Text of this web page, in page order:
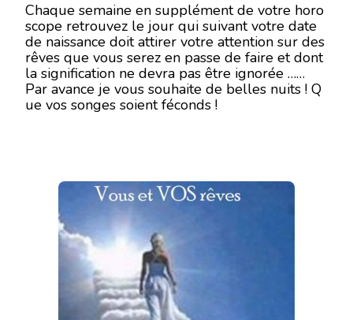
Chaque semaine en supplément de votre horo
scope retrouvez le jour qui suivant votre date
de naissance doit attirer votre attention sur des
rêves que vous serez en passe de faire et dont
la signification ne devra pas être ignorée …
Par avance je vous souhaite de belles nuits ! Q
ue vos songes soient féconds !